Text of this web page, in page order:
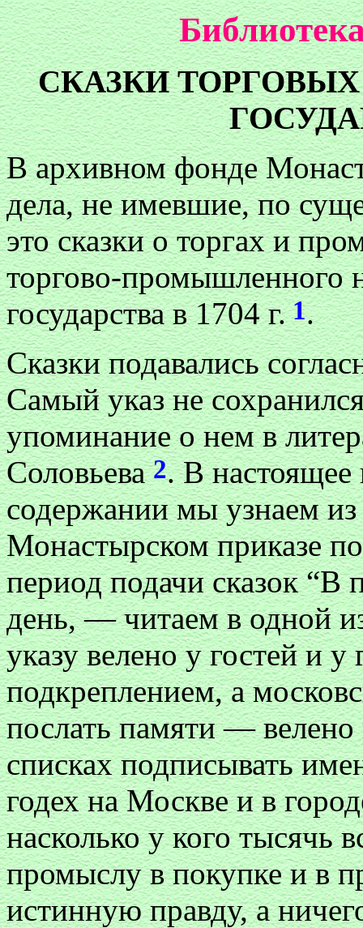
СКАЗКИ
В архивном фонде
дела, не имевшие, по
это сказки о торгах и
торгово-промышленного
государства в 1704 г.1.
Сказки подавались
Самый указ не
упоминание о нем в
Соловьева2. В настоящее
содержании мы узнаем
Монастырском приказе
период подачи сказок
день, — читаем в одной
указу велено у гостей и у
подкреплением, а
послать памяти — велено
списках подписывать
годех на Москве и в
насколько у кого тысячь
промыслу в покупке и в
истинную правду, а